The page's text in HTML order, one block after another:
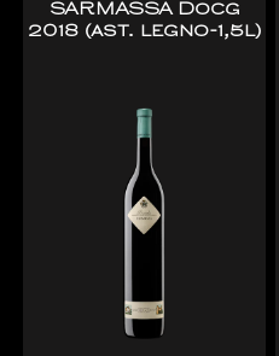
SARMASSA Docg
2018 (ast. legno-1,5l)